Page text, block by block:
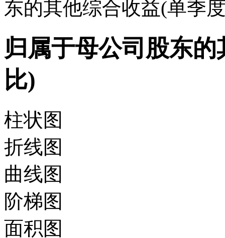
东的其他综合收益(单季
归属于母公司股东
比)
柱状图
折线图
曲线图
阶梯图
面积图